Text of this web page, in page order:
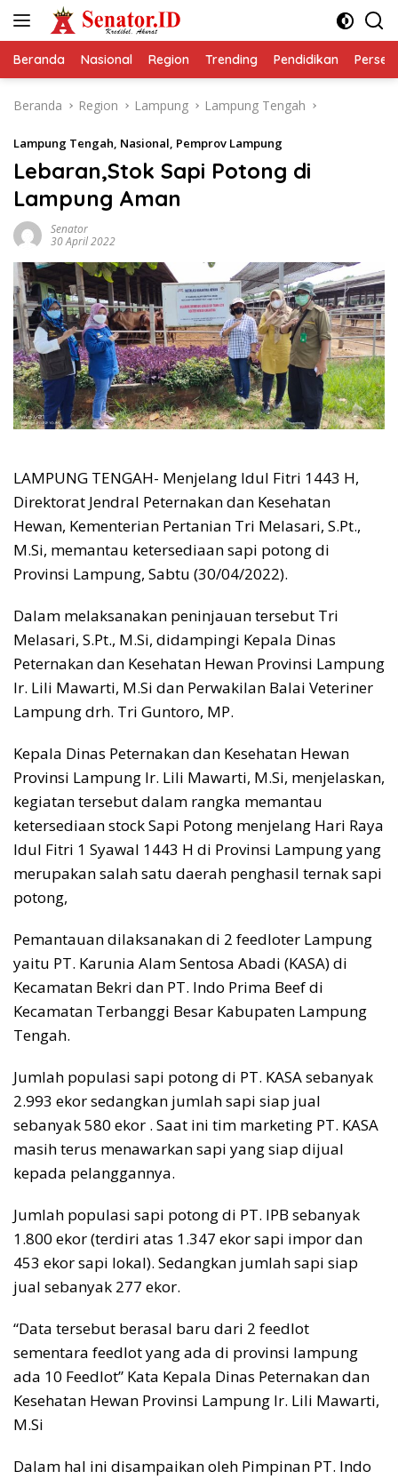
Beranda Nasional Region Trending Pendidikan
Beranda Region Lampung Lampung Tengah
Lampung Tengah, Nasional, Pemprov Lampung
Lebaran,Stok Sapi Potong di
Lampung Aman
Senator
30 April 2022
LAMPUNG TENGAH- Menjelang Idul Fitri 1443 H,
Direktorat Jendral Peternakan dan Kesehatan
Hewan, Kementerian Pertanian Tri Melasari, S.Pt.,
M.Si, memantau ketersediaan sapi potong di
Provinsi Lampung, Sabtu (30/04/2022).
Dalam melaksanakan peninjauan tersebut Tri
Melasari, S.Pt., M.Si, didampingi Kepala Dinas
Peternakan dan Kesehatan Hewan Provinsi Lampung
Ir. Lili Mawarti, M.Si dan Perwakilan Balai Veteriner
Lampung drh. Tri Guntoro, MP.
Kepala Dinas Peternakan dan Kesehatan Hewan
Provinsi Lampung Ir. Lili Mawarti, M.Si, menjelaskan,
kegiatan tersebut dalam rangka memantau
ketersediaan stock Sapi Potong menjelang Hari Raya
Idul Fitri 1 Syawal 1443 H di Provinsi Lampung yang
merupakan salah satu daerah penghasil ternak sapi
potong,
Pemantauan dilaksanakan di 2 feedloter Lampung
yaitu PT. Karunia Alam Sentosa Abadi (KASA) di
Kecamatan Bekri dan PT. Indo Prima Beef di
Kecamatan Terbanggi Besar Kabupaten Lampung
Tengah.
Jumlah populasi sapi potong di PT. KASA sebanyak
2.993 ekor sedangkan jumlah sapi siap jual
sebanyak 580 ekor . Saat ini tim marketing PT. KASA
masih terus menawarkan sapi yang siap dijual
kepada pelanggannya.
Jumlah populasi sapi potong di PT. IPB sebanyak
1.800 ekor (terdiri atas 1.347 ekor sapi impor dan
453 ekor sapi lokal). Sedangkan jumlah sapi siap
jual sebanyak 277 ekor.
“Data tersebut berasal baru dari 2 feedlot
sementara feedlot yang ada di provinsi lampung
ada 10 Feedlot” Kata Kepala Dinas Peternakan dan
Kesehatan Hewan Provinsi Lampung Ir. Lili Mawarti,
M.Si
Dalam hal ini disampaikan oleh Pimpinan PT. Indo